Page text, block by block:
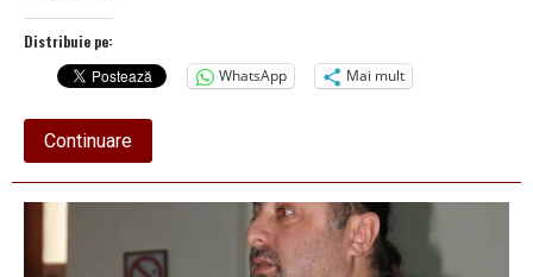
Distribuie pe:
WhatsApp
Mai mult
Continuareabout
Contrele
dintre
au
ajuns